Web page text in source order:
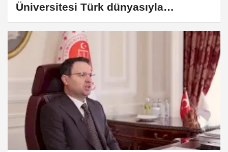
Üniversitesi Türk dünyasıyla
akademik bağları güçlendirecek